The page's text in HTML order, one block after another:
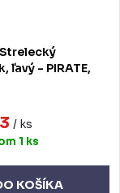
Strelecký
ľavý - PIRATE,
/ ks
1 ks
KOŠÍKA